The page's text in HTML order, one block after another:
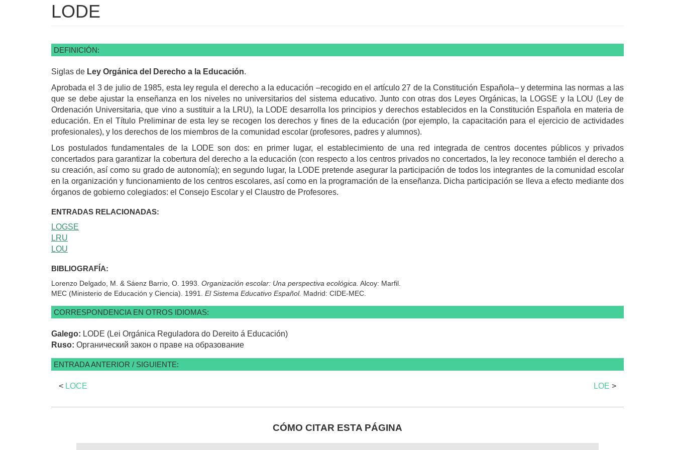
LODE
DEFINICIÓN:
Siglas de Ley Orgánica del Derecho a la Educación.
Aprobada el 3 de julio de 1985, esta ley regula el derecho a la educación –recogido en el artículo 27 de la Constitución Española– y determina las normas a las
que se debe ajustar la enseñanza en los niveles no universitarios del sistema educativo. Junto con otras dos Leyes Orgánicas, la LOGSE y la LOU (Ley de
Ordenación Universitaria, que vino a sustituir a la LRU), la LODE desarrolla los principios y derechos establecidos en la Constitución Española en materia de
educación. En el Título Preliminar de esta ley se recogen los derechos y fines de la educación (por ejemplo, la capacitación para el ejercicio de actividades
profesionales), y los derechos de los miembros de la comunidad escolar (profesores, padres y alumnos).
Los postulados fundamentales de la LODE son dos: en primer lugar, el establecimiento de una red integrada de centros docentes públicos y privados
concertados para garantizar la cobertura del derecho a la educación (con respecto a los centros privados no concertados, la ley reconoce también el derecho a
su creación, así como su grado de autonomía); en segundo lugar, la LODE pretende asegurar la participación de todos los integrantes de la comunidad escolar
en la organización y funcionamiento de los centros escolares, así como en la programación de la enseñanza. Dicha participación se lleva a efecto mediante dos
órganos de gobierno colegiados: el Consejo Escolar y el Claustro de Profesores.
ENTRADAS RELACIONADAS:
LOGSE
LRU
LOU
BIBLIOGRAFÍA:
Lorenzo Delgado, M. & Sáenz Barrio, O. 1993. Organización escolar: Una perspectiva ecológica. Alcoy: Marfil.
MEC (Ministerio de Educación y Ciencia). 1991. El Sistema Educativo Español. Madrid: CIDE-MEC.
CORRESPONDENCIA EN OTROS IDIOMAS:
Galego: LODE (Lei Orgánica Reguladora do Dereito á Educación)
Ruso: Органический закон о праве на образование
ENTRADA ANTERIOR / SIGUIENTE:
< LOCE LOE >
CÓMO CITAR ESTA PÁGINA